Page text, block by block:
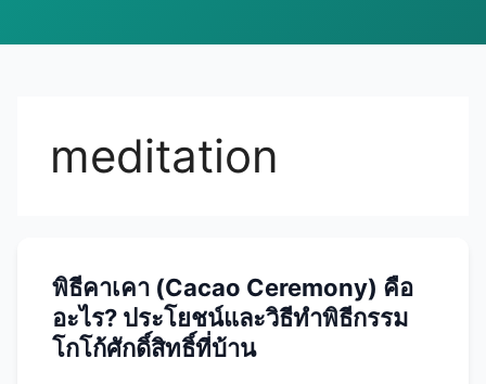
meditation
พิธีคาเคา (Cacao Ceremony) คือ
อะไร? ประโยชน์และวิธีทำพิธีกรรม
โกโก้ศักดิ์สิทธิ์ที่บ้าน